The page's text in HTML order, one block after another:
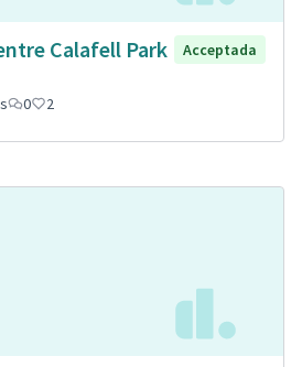
Calafell Park
Acceptada
0 2